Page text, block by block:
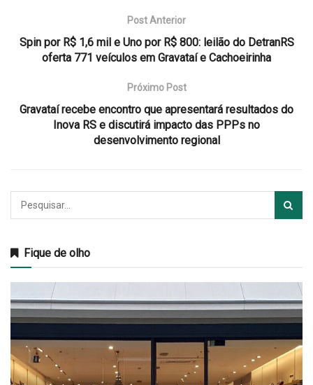
Post Anterior
Spin por R$ 1,6 mil e Uno por R$ 800: leilão do DetranRS
oferta 771 veículos em Gravataí e Cachoeirinha
Próximo Post
Gravataí recebe encontro que apresentará resultados do
Inova RS e discutirá impacto das PPPs no
desenvolvimento regional
Fique de olho